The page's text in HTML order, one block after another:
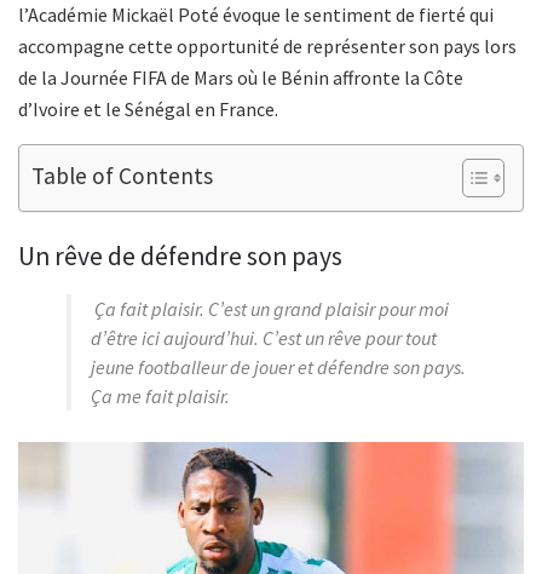
l’Académie Mickaël Poté évoque le sentiment de fierté qui
accompagne cette opportunité de représenter son pays lors
de la Journée FIFA de Mars où le Bénin affronte la Côte
d’Ivoire et le Sénégal en France.
Table of Contents
Un rêve de défendre son pays
Ça fait plaisir. C’est un grand plaisir pour moi
d’être ici aujourd’hui. C’est un rêve pour tout
jeune footballeur de jouer et défendre son pays.
Ça me fait plaisir.